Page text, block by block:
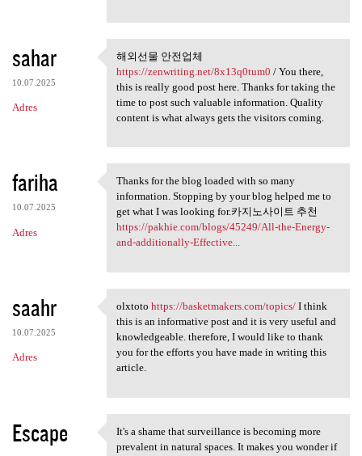
sahar
10.07.2025
Adres
해외선물 안전업체
https://zenwriting
해외선물 안전업체
https://zenwriting.net/8x13q0tum0 / You there,
this is really good post here. Thanks for taking the
time to post such valuable information. Quality
content is what always gets the visitors coming.
fariha
10.07.2025
Adres
Thanks for the blog loaded
Thanks for the blog loaded with so many
information. Stopping by your blog helped me to
get what I was looking for.카지노사이트 추천
https://pakhie.com/blogs/45249/All-the-Energy-
and-additionally-Effective...
saahr
10.07.2025
Adres
olxtoto https://basketmakers
olxtoto https://basketmakers.com/topics/I think
this is an informative post and it is very useful and
knowledgeable. therefore, I would like to thank
you for the efforts you have made in writing this
article.
Escape
It's a shame that
It's a shame that surveillance is becoming more
prevalent in natural spaces. It makes you wonder if